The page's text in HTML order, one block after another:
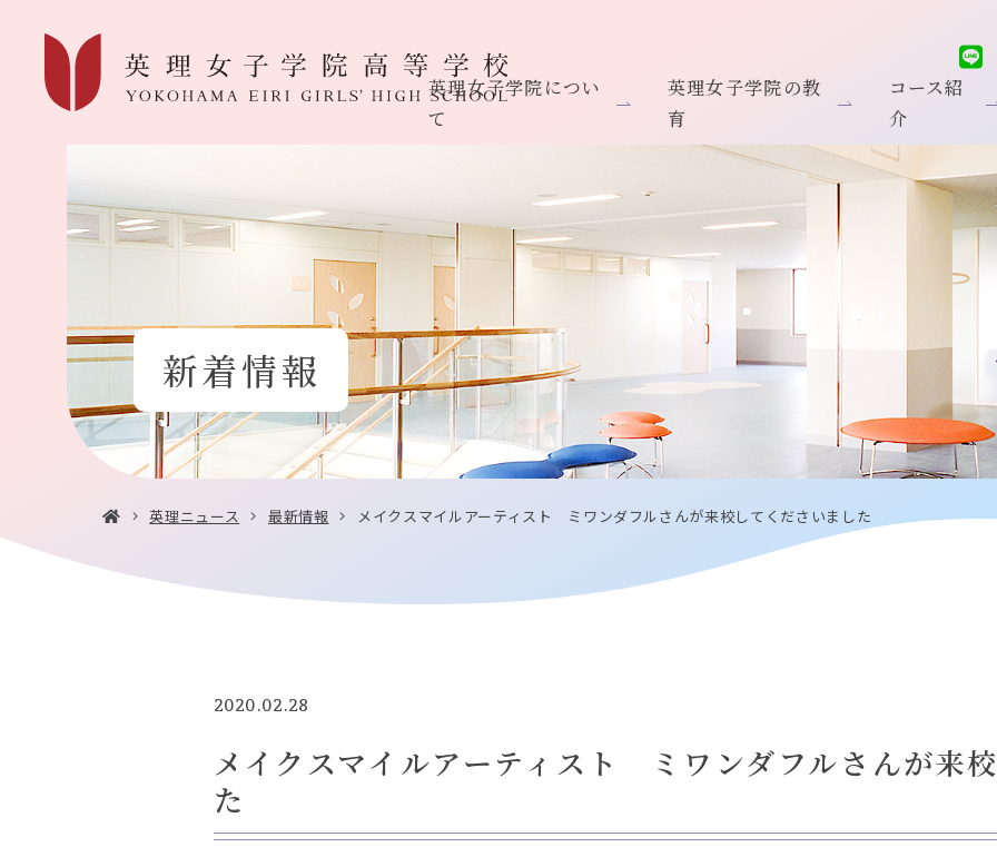
英理女子学院につい
て
英理女子学院の教
育
コース紹
介
新着情報
英理ニュース 最新情報 メイクスマイルアーティスト ミワンダフルさんが来校してくださいました
2020.02.28
メイクスマイルアーティスト ミワンダフルさんが来
た